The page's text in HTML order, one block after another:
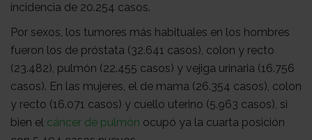
incidencia de 20.254 casos.
Por sexos, los tumores más habituales en los hombres
fueron los de próstata (32.641 casos), colon y recto
(23.482), pulmón (22.455 casos) y vejiga urinaria (16.756
casos). En las mujeres, el de mama (26.354 casos), colon
y recto (16.071 casos) y cuello uterino (5.963 casos), si
bien el cáncer de pulmón ocupó ya la cuarta posición